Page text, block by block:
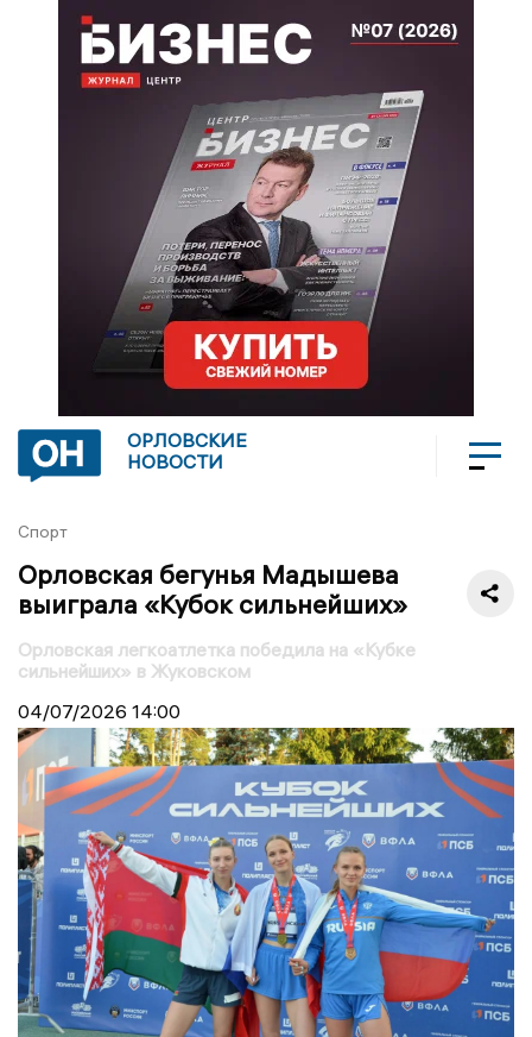
ОРЛОВСКИЕ
НОВОСТИ
Спорт
Орловская бегунья Мадышева
выиграла «Кубок сильнейших»
Орловская легкоатлетка победила на «Кубке
сильнейших» в Жуковском
04/07/2026 14:00